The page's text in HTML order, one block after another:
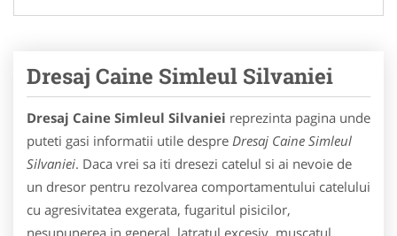
Dresaj Caine Simleul Silvaniei
Dresaj Caine Simleul Silvaniei reprezinta pagina unde
puteti gasi informatii utile despre Dresaj Caine Simleul
Silvaniei. Daca vrei sa iti dresezi catelul si ai nevoie de
un dresor pentru rezolvarea comportamentului catelului
cu agresivitatea exgerata, fugaritul pisicilor,
nesupunerea in general, latratul excesiv, muscatul,